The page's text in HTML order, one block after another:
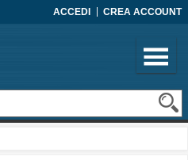
ACCEDI CREA ACCOUNT